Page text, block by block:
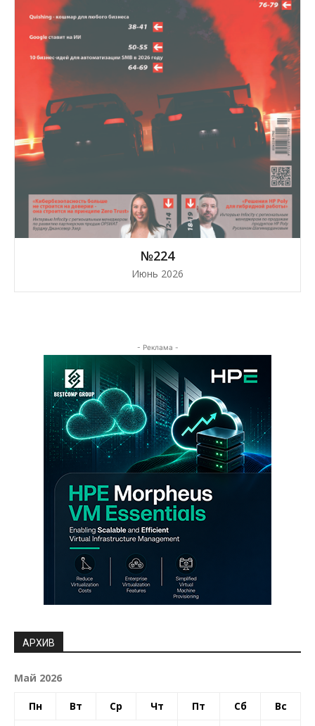
№224
Июнь 2026
- Реклама -
АРХИВ
Май 2026
Пн Вт Ср Чт Пт Сб Вс